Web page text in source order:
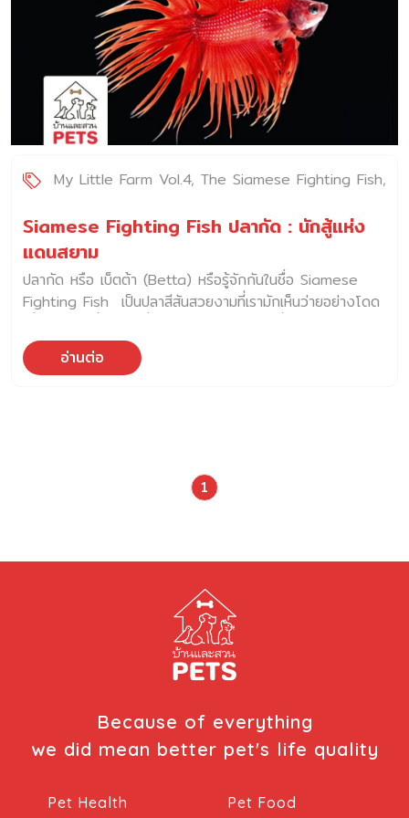
My Little Farm Vol.4 The Siamese Fighting Fish
Siamese Fighting Fish ปลากัด : นักสู้แห่ง
แดนสยาม
ปลากัด หรือ เบ็ตต้า (Betta) หรือรู้จักกันในชื่อ Siamese
Fighting Fish เป็นปลาสีสันสวยงามที่เรามักเห็นว่ายอย่างโดด
สำนักงาน ซึ่งกระทรวงวัฒนธรรมได้ประกาศขึ้นทะเบียนให้ปลา
กัดเป็น สัตว์น้ำประจำชาติไทย ความเป็นมา: ปลากัดพบครั้งแรก
labyrinth fish คือมีอวัยวะช่วยหายใจบนผิวน้ำได้ ใช้ปากฮุบ
อากาศโดยไม่ต้องผ่านเหงือกเหมือนปลาทั่วไป สิ่งนี้จึงทำให้ปลา
ในพื้นที่เล็กๆ และบริเวณที่มีน้ำไม่สะอาดได้ดี การเลี้ยงปลากัดจึง
ใช้น้ำน้อยมากเมื่อเทียบกับปลาชนิดอื่น และชอบอยู่ในน้ำที่มี
อุณหภูมิประมาณ 28-30 องศาเซลเซียส ชื่อ: ปลากัดหรือ
เบ็ตต้าได้ชื่อมาจากนักรบเอเชียโบราณ “เบ็ตตาช” (Bettah) ที่
เรียกเช่นนี้ก็เพราะการต่อสู้อันดุเดือดของมัน ปลากัดเป็นที่นิยม
มาก จากข้อมูลในช่วงศตวรรษที่ 18 พบว่าการกัดปลาเป็นกีฬา
ปลา เพื่อใช้เป็นเครื่องมือเก็บภาษี นอกจากนี้ยังพบหลักฐานที่
บันทึกถึงการนำปลากัดไทยไปเลี้ยงในยุโรปเมื่อปี พ.ศ. 2414
เพาะพันธุ์สำเร็จที่ประเทศฝรั่งเศส เมื่อปี พ.ศ. 2436 และนำไปใน
พ.ศ. 2453 สายพันธุ์ปลากัด 1 […]
อ่านต่อ
1
Because of everything
we did mean better pet's life quality
Pet Health Pet Food